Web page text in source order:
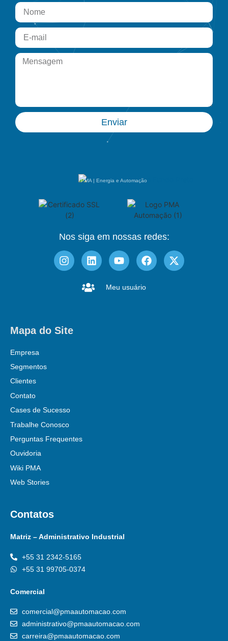
Enviar
PMA | Energia e Automação
Nos siga em nossas redes:
Meu usuário
Mapa do Site
Empresa
Segmentos
Clientes
Contato
Cases de Sucesso
Trabalhe Conosco
Perguntas Frequentes
Ouvidoria
Wiki PMA
Web Stories
Contatos
Matriz – Administrativo Industrial
+55 31 2342-5165
+55 31 99705-0374
Comercial
comercial@pmaautomacao.com
administrativo@pmaautomacao.com
carreira@pmaautomacao.com